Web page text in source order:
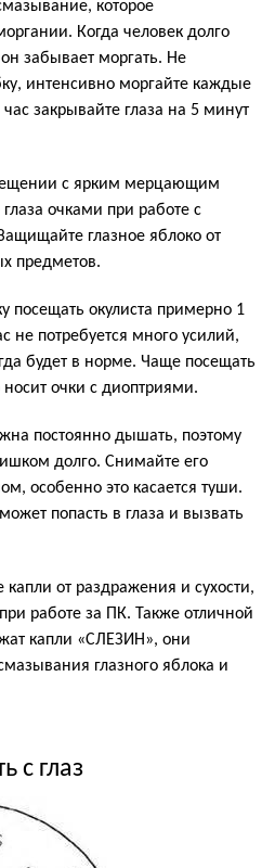
которое
Когда человек долго
забывает моргать. Не
интенсивно моргайте каждые
закрывайте глаза на 5 минут
с ярким мерцающим
очками при работе с
глазное яблоко от
предметов.
посещать окулиста примерно 1
не потребуется много усилий,
будет в норме. Чаще посещать
очки с диоптриями.
постоянно дышать, поэтому
долго. Снимайте его
особенно это касается туши.
попасть в глаза и вызвать
капли от раздражения и сухости,
работе за ПК. Также отличной
капли «СЛЕЗИН», они
глазного яблока и
с глаз